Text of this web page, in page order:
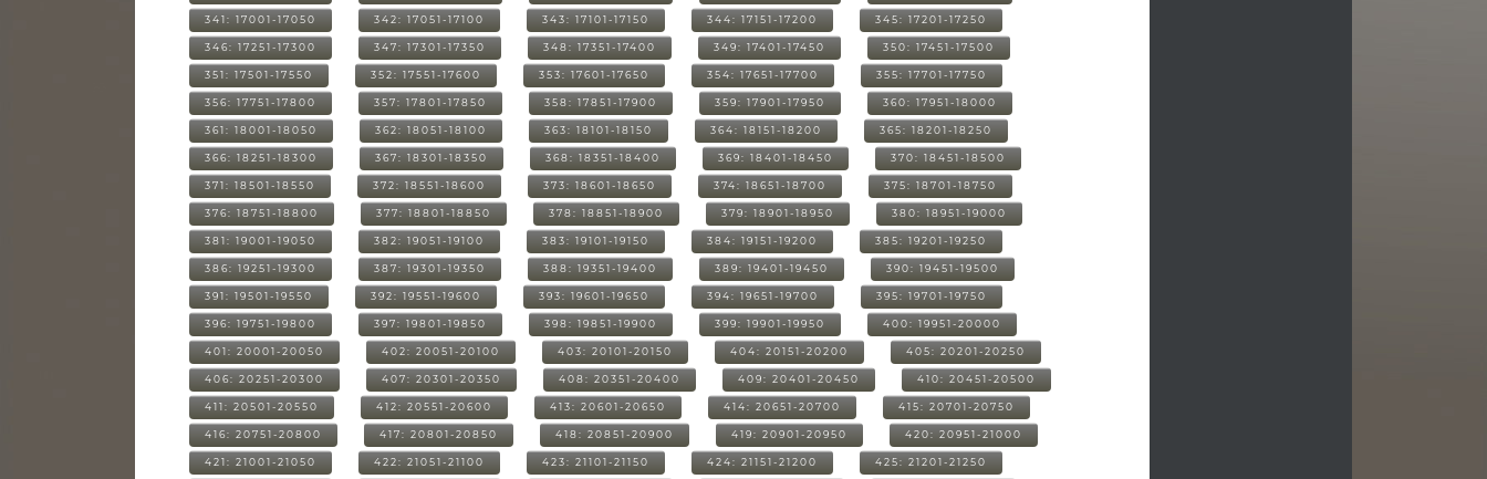
341: 17001-17050 342: 17051-17100 343: 17101-17150 344: 17151-17200 345: 17201-17250
346: 17251-17300 347: 17301-17350 348: 17351-17400 349: 17401-17450 350: 17451-17500
351: 17501-17550 352: 17551-17600 353: 17601-17650 354: 17651-17700 355: 17701-17750
356: 17751-17800 357: 17801-17850 358: 17851-17900 359: 17901-17950 360: 17951-18000
361: 18001-18050 362: 18051-18100 363: 18101-18150 364: 18151-18200 365: 18201-18250
366: 18251-18300 367: 18301-18350 368: 18351-18400 369: 18401-18450 370: 18451-18500
371: 18501-18550 372: 18551-18600 373: 18601-18650 374: 18651-18700 375: 18701-18750
376: 18751-18800 377: 18801-18850 378: 18851-18900 379: 18901-18950 380: 18951-19000
381: 19001-19050 382: 19051-19100 383: 19101-19150 384: 19151-19200 385: 19201-19250
386: 19251-19300 387: 19301-19350 388: 19351-19400 389: 19401-19450 390: 19451-19500
391: 19501-19550 392: 19551-19600 393: 19601-19650 394: 19651-19700 395: 19701-19750
396: 19751-19800 397: 19801-19850 398: 19851-19900 399: 19901-19950 400: 19951-20000
401: 20001-20050 402: 20051-20100 403: 20101-20150 404: 20151-20200 405: 20201-20250
406: 20251-20300 407: 20301-20350 408: 20351-20400 409: 20401-20450 410: 20451-20500
411: 20501-20550 412: 20551-20600 413: 20601-20650 414: 20651-20700 415: 20701-20750
416: 20751-20800 417: 20801-20850 418: 20851-20900 419: 20901-20950 420: 20951-21000
421: 21001-21050 422: 21051-21100 423: 21101-21150 424: 21151-21200 425: 21201-21250